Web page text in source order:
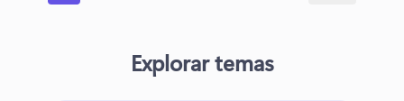
Explorar temas